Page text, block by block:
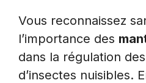
Vous reconnaissez
l’importance des
dans la régulation
d’insectes nuisibles.